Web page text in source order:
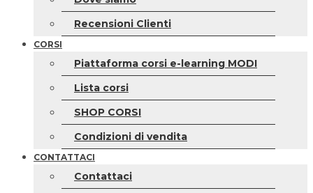
Recensioni Clienti
CORSI
Piattaforma corsi e-learning MODI
Lista corsi
SHOP CORSI
Condizioni di vendita
CONTATTACI
Contattaci